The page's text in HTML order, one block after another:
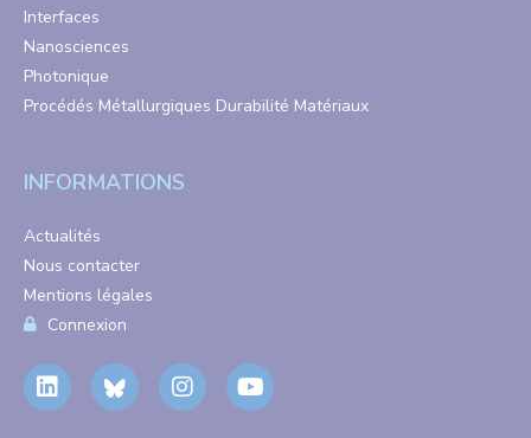
Interfaces
Nanosciences
Photonique
Procédés Métallurgiques Durabilité Matériaux
INFORMATIONS
Actualités
Nous contacter
Mentions légales
Connexion